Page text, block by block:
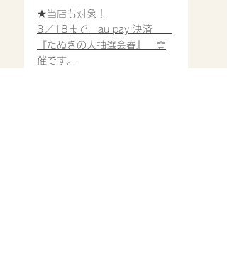
★当店も対象！
3／18まで　au pay 決済
『たぬきの大抽選会春』　開
催です。